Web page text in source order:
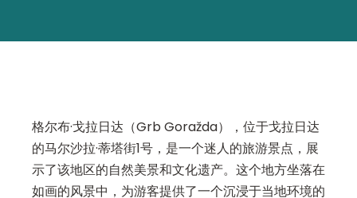
格尔布·戈拉日达（Grb Goražda），位于戈拉日达
的马尔沙拉·蒂塔街1号，是一个迷人的旅游景点，展
示了该地区的自然美景和文化遗产。这个地方坐落在
如画的风景中，为游客提供了一个沉浸于当地环境的